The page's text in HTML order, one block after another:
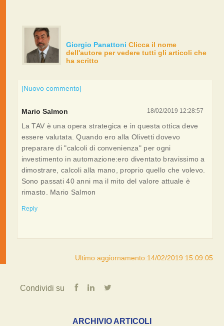
Giorgio Panattoni Clicca il nome
dell'autore per vedere tutti gli articoli che
ha scritto
[Nuovo commento]
18/02/2019 12:28:57
Mario Salmon
La TAV è una opera strategica e in questa ottica deve
essere valutata. Quando ero alla Olivetti dovevo
preparare di "calcoli di convenienza" per ogni
investimento in automazione:ero diventato bravissimo a
dimostrare, calcoli alla mano, proprio quello che volevo.
Sono passati 40 anni ma il mito del valore attuale è
rimasto. Mario Salmon
Reply
Ultimo aggiornamento:14/02/2019 15:09:05
Condividi su
ARCHIVIO ARTICOLI